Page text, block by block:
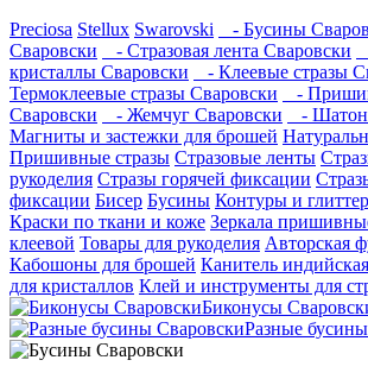
Preciosa Stellux Swarovski - Бусины
Сваровски
- Стразовая лента Сваровски
кристаллы Сваровски
- Клеевые стразы
Термоклеевые стразы Сваровски
-
Сваровски
- Жемчуг Сваровски
-
Магниты и застежки для брошей
Пришивные стразы Стразовые ленты
рукоделия Стразы горячей фиксации
фиксации Бисер Бусины Контуры и
Краски по ткани и коже Зеркала
клеевой Товары для рукоделия Авторская
Кабошоны для брошей Канитель индийская
для кристаллов Клей и инструменты для
Биконусы
Разные